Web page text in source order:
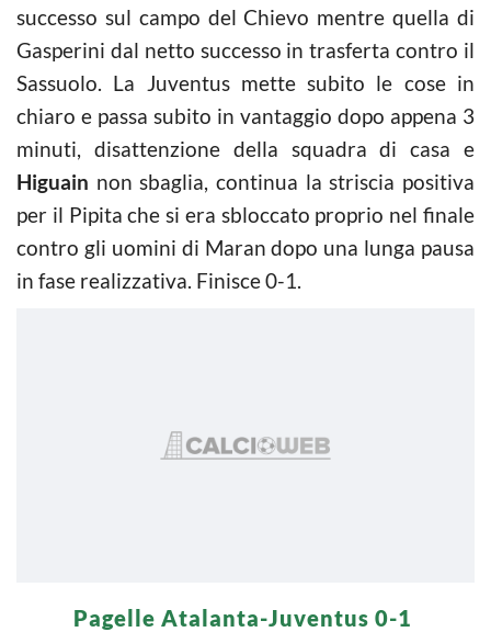
successo sul campo del Chievo mentre quella di
Gasperini dal netto successo in trasferta contro il
Sassuolo. La Juventus mette subito le cose in
chiaro e passa subito in vantaggio dopo appena 3
minuti, disattenzione della squadra di casa e
Higuain non sbaglia, continua la striscia positiva
per il Pipita che si era sbloccato proprio nel finale
contro gli uomini di Maran dopo una lunga pausa
in fase realizzativa. Finisce 0-1.
Pagelle Atalanta-Juventus 0-1